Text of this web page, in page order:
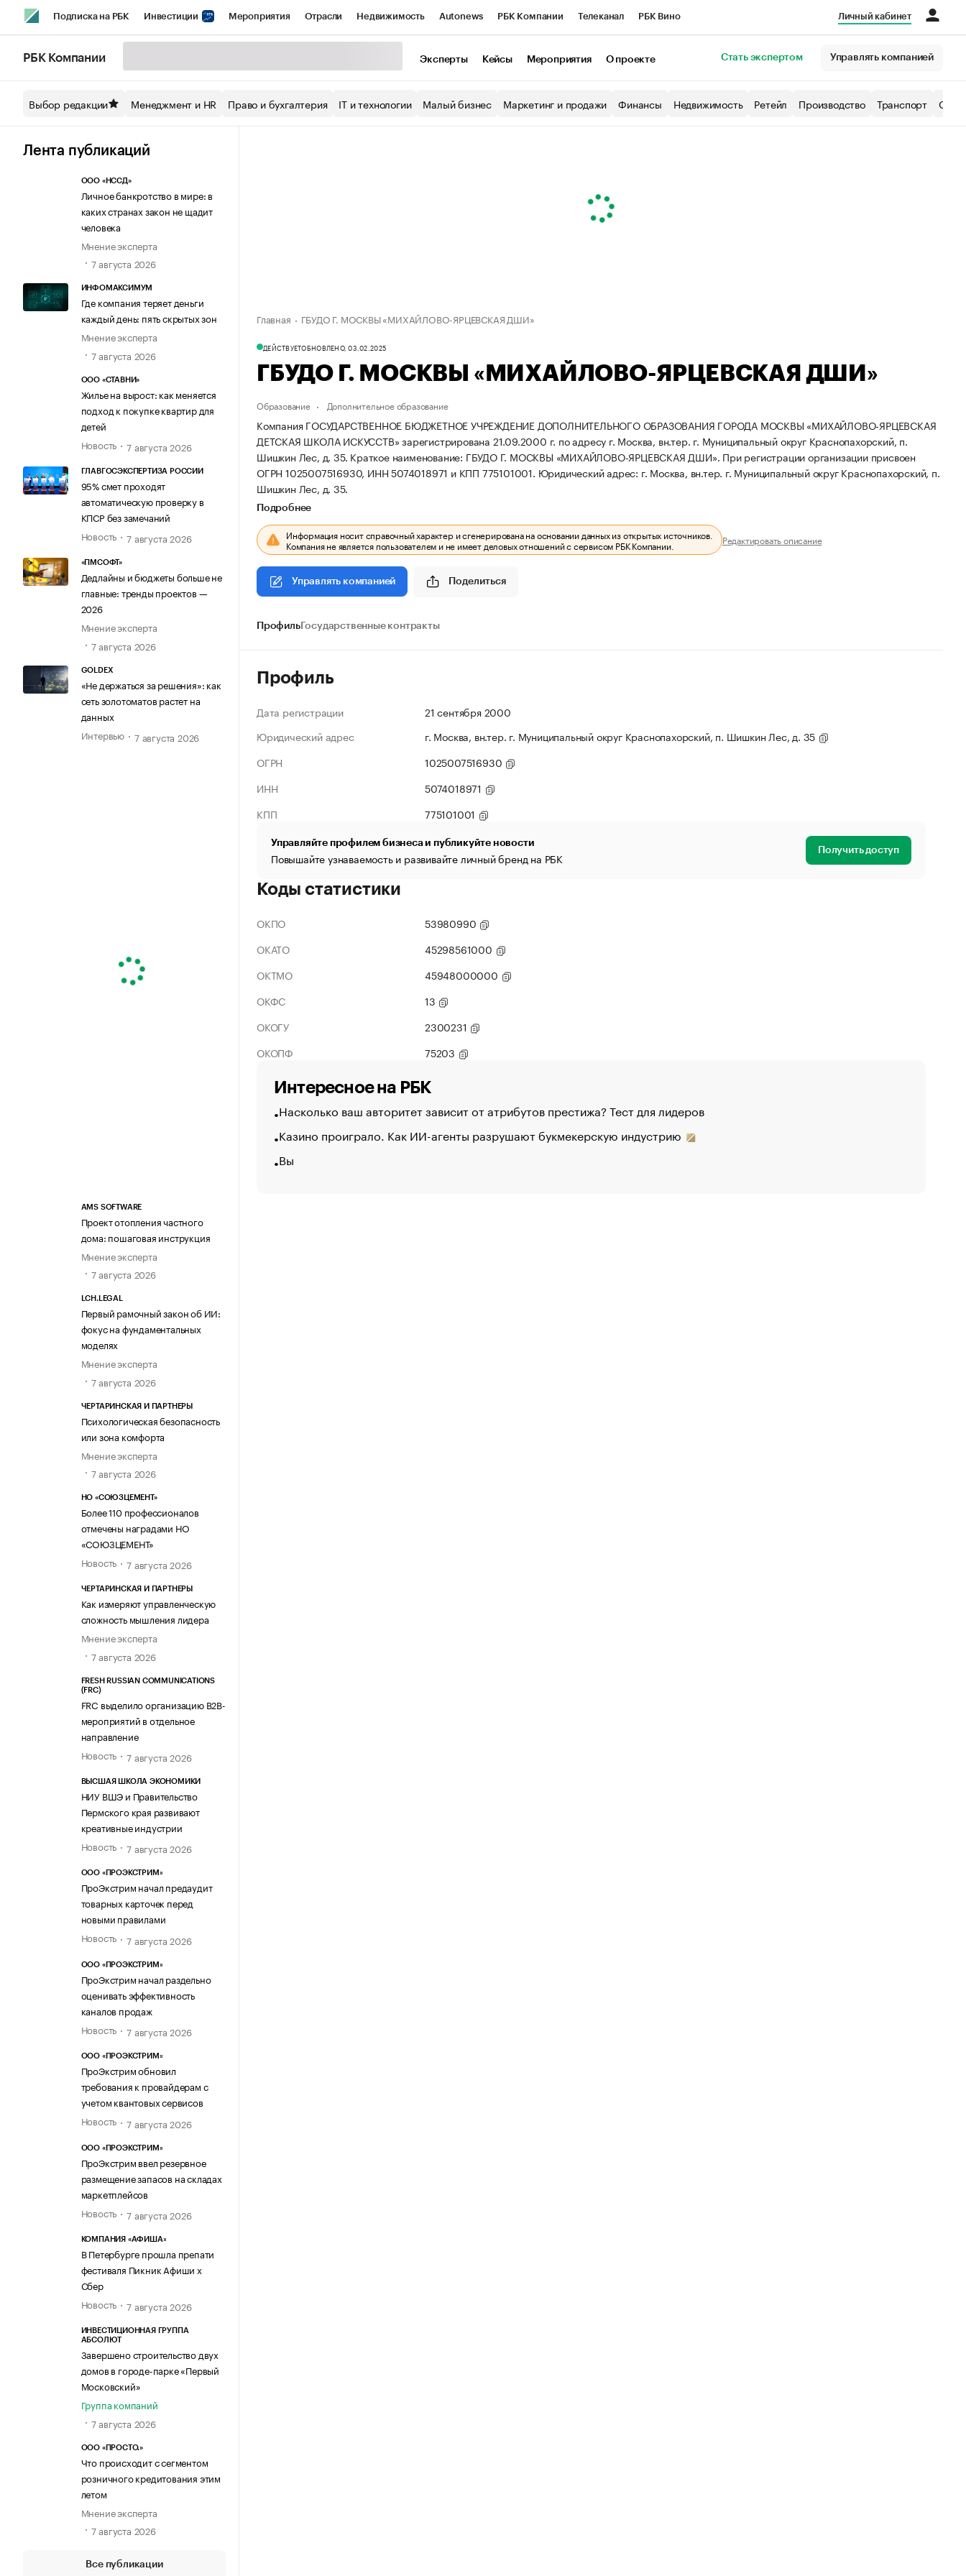
Подписка на РБК Инвестиции Мероприятия Отрасли Недвижимость Autonews РБК Компании Телеканал РБК Вино
Спецпроекты СПб Конференции СПб Спецпроекты Экономика Бизнес
Технологии и медиа
Личный кабинет
РБК Компании Эксперты Кейсы Мероприятия О проекте Стать экспертом Управлять компанией
Выбор редакции Менеджмент и HR Право и бухгалтерия IT и технологии Малый бизнес Маркетинг и продажи Финансы Недвижимость Ретейл Производство Транспорт
Лента публикаций
ООО «НССД»
Личное банкротство в мире: в
каких странах закон не щадит
человека
Мнение эксперта
7 августа 2026
ИНФОМАКСИМУМ
Где компания теряет деньги
каждый день: пять скрытых зон
Мнение эксперта
7 августа 2026
ООО «СТАВНИ»
Жилье на вырост: как меняется
подход к покупке квартир для
детей
Новость
7 августа 2026
ГЛАВГОСЭКСПЕРТИЗА РОССИИ
95% смет проходят
автоматическую проверку в
КПСР без замечаний
Новость
7 августа 2026
«ПМСОФТ»
Дедлайны и бюджеты больше не
главные: тренды проектов —
2026
Мнение эксперта
7 августа 2026
GOLDEX
«Не держаться за решения»: как
сеть золотоматов растет на
данных
Интервью
7 августа 2026
AMS SOFTWARE
Проект отопления частного
дома: пошаговая инструкция
Мнение эксперта
7 августа 2026
LCH.LEGAL
Первый рамочный закон об ИИ:
фокус на фундаментальных
моделях
Мнение эксперта
7 августа 2026
ЧЕРТАРИНСКАЯ И ПАРТНЕРЫ
Психологическая безопасность
или зона комфорта
Мнение эксперта
7 августа 2026
НО «СОЮЗЦЕМЕНТ»
Более 110 профессионалов
отмечены наградами НО
«СОЮЗЦЕМЕНТ»
Новость
7 августа 2026
ЧЕРТАРИНСКАЯ И ПАРТНЕРЫ
Как измеряют управленческую
сложность мышления лидера
Мнение эксперта
7 августа 2026
FRESH RUSSIAN COMMUNICATIONS
(FRC)
FRC выделило организацию B2B-
мероприятий в отдельное
направление
Новость
7 августа 2026
ВЫСШАЯ ШКОЛА ЭКОНОМИКИ
НИУ ВШЭ и Правительство
Пермского края развивают
креативные индустрии
Новость
7 августа 2026
ООО «ПРОЭКСТРИМ»
ПроЭкстрим начал предаудит
товарных карточек перед
новыми правилами
Новость
7 августа 2026
ООО «ПРОЭКСТРИМ»
ПроЭкстрим начал раздельно
оценивать эффективность
каналов продаж
Новость
7 августа 2026
ООО «ПРОЭКСТРИМ»
ПроЭкстрим обновил
требования к провайдерам с
учетом квантовых сервисов
Новость
7 августа 2026
ООО «ПРОЭКСТРИМ»
ПроЭкстрим ввел резервное
размещение запасов на складах
маркетплейсов
Новость
7 августа 2026
КОМПАНИЯ «АФИША»
В Петербурге прошла препати
фестиваля Пикник Афиши х
Сбер
Новость
7 августа 2026
ИНВЕСТИЦИОННАЯ ГРУППА
АБСОЛЮТ
Завершено строительство двух
домов в городе-парке «Первый
Московский»
Группа компаний
7 августа 2026
ООО «ПРОСТО.»
Что происходит с сегментом
розничного кредитования этим
летом
Мнение эксперта
7 августа 2026
Все публикации
Главная ГБУДО Г. МОСКВЫ «МИХАЙЛОВО-ЯРЦЕВСКАЯ ДШИ»
ДЕЙСТВУЕТОБНОВЛЕНО, 03.02.2025
ГБУДО Г. МОСКВЫ «МИХАЙЛОВО-ЯРЦЕВСКАЯ ДШИ»
Образование Дополнительное образование
Компания ГОСУДАРСТВЕННОЕ БЮДЖЕТНОЕ УЧРЕЖДЕНИЕ ДОПОЛНИТЕЛЬНОГО ОБРАЗОВАНИЯ ГОРОДА МОСКВЫ «МИХАЙЛОВО-ЯРЦЕВСКАЯ
ДЕТСКАЯ ШКОЛА ИСКУССТВ» зарегистрирована 21.09.2000 г. по адресу г. Москва, вн.тер. г. Муниципальный округ Краснопахорский, п.
Шишкин Лес, д. 35. Краткое наименование: ГБУДО Г. МОСКВЫ «МИХАЙЛОВО-ЯРЦЕВСКАЯ ДШИ». При регистрации организации присвоен
ОГРН 1025007516930, ИНН 5074018971 и КПП 775101001. Юридический адрес: г. Москва, вн.тер. г. Муниципальный округ Краснопахорский, п.
Шишкин Лес, д. 35.
Подробнее
Информация носит справочный характер и сгенерирована на основании данных из открытых источников.
Компания не является пользователем и не имеет деловых отношений с сервисом РБК Компании. Редактировать описание
Управлять компанией Поделиться
ПрофильГосударственные контракты
Профиль
Дата регистрации
21 сентября 2000
Юридический адрес
г. Москва, вн.тер. г. Муниципальный округ Краснопахорский, п. Шишкин Лес, д. 35
ОГРН
1025007516930
ИНН
5074018971
КПП
775101001
Управляйте профилем бизнеса и публикуйте новости
Повышайте узнаваемость и развивайте личный бренд на РБК Получить доступ
Коды статистики
ОКПО
53980990
ОКАТО
45298561000
ОКТМО
45948000000
ОКФС
13
ОКОГУ
2300231
ОКОПФ
75203
Интересное на РБК
Насколько ваш авторитет зависит от атрибутов престижа? Тест для лидеров
Казино проиграло. Как ИИ-агенты разрушают букмекерскую индустрию
Вы